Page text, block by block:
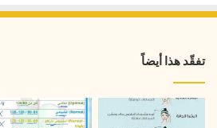
تفقّد هذا أيضاً